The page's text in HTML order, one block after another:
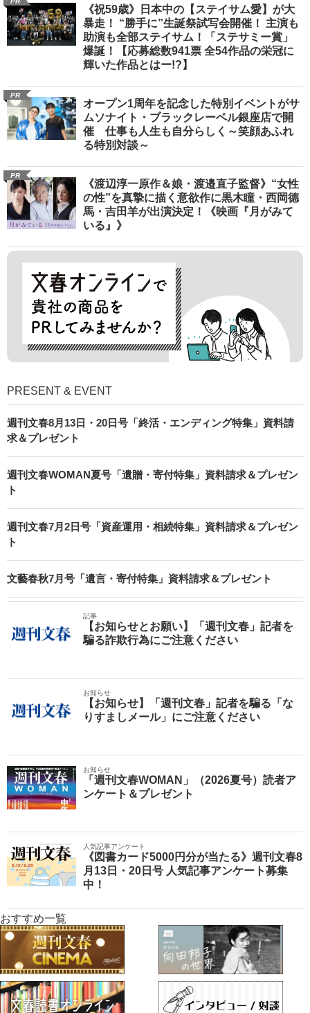
《祝59歳》日本中の【ステイサム愛】が大
暴走！ “勝手に”生誕祭試写会開催！ 主演も
助演も全部ステイサム！「ステサミー賞」
爆誕！【応募総数941票 全54作品の栄冠に
輝いた作品とはー!?】
PR
オープン1周年を記念した特別イベントがサ
ムソナイト・ブラックレーベル銀座店で開
催 仕事も人生も自分らしく～笑顔あふれ
る特別対談～
PR
《渡辺淳一原作＆娘・渡邉直子監督》“女性
の性”を真摯に描く意欲作に黒木瞳・西岡德
馬・吉田羊が出演決定！《映画『月がみて
いる』》
PRESENT & EVENT
週刊文春8月13日・20日号「終活・エンディング特集」資料請
求＆プレゼント
週刊文春WOMAN夏号「遺贈・寄付特集」資料請求＆プレゼン
ト
週刊文春7月2日号「資産運用・相続特集」資料請求＆プレゼン
ト
文藝春秋7月号「遺言・寄付特集」資料請求＆プレゼント
記事
【お知らせとお願い】「週刊文春」記者を
騙る詐欺行為にご注意ください
お知らせ
【お知らせ】「週刊文春」記者を騙る「な
りすましメール」にご注意ください
お知らせ
「週刊文春WOMAN」（2026夏号）読者ア
ンケート＆プレゼント
人気記事アンケート
《図書カード5000円分が当たる》週刊文春8
月13日・20日号 人気記事アンケート募集
中！
おすすめ一覧